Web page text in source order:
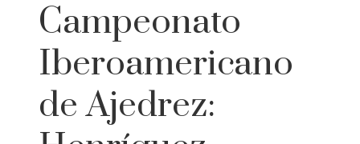
Campeonato
Iberoamericano
de Ajedrez: